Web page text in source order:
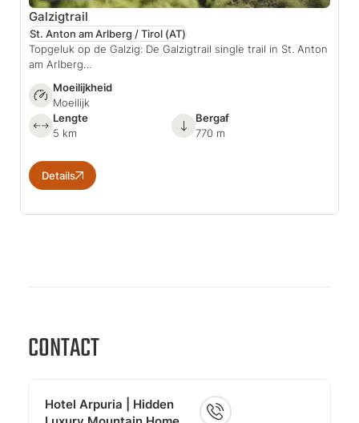
Galzigtrail
St. Anton am Arlberg / Tirol (AT)
Topgeluk op de Galzig: De Galzigtrail single trail in St. Anton
am Arlberg…
Moeilijkheid
Moeilijk
Lengte
5 km
Bergaf
770 m
Details
CONTACT
Hotel Arpuria | Hidden